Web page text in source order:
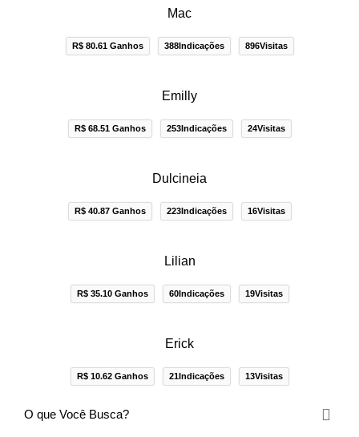
Mac
R$ 80.61 Ganhos 388Indicações 896Visitas
Emilly
R$ 68.51 Ganhos 253Indicações 24Visitas
Dulcineia
R$ 40.87 Ganhos 223Indicações 16Visitas
Lilian
R$ 35.10 Ganhos 60Indicações 19Visitas
Erick
R$ 10.62 Ganhos 21Indicações 13Visitas